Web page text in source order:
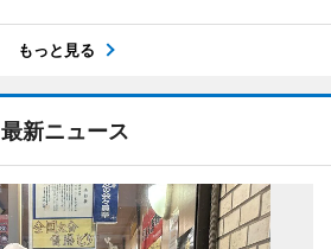
もっと見る
最新ニュース